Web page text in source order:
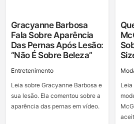
Gracyanne Barbosa
Fala Sobre Aparência
Das Pernas Após Lesão:
“Não É Sobre Beleza”
Entretenimento
Leia sobre Gracyanne Barbosa e
sua lesão. Ela comentou sobre a
aparência das pernas em vídeo.
Leia